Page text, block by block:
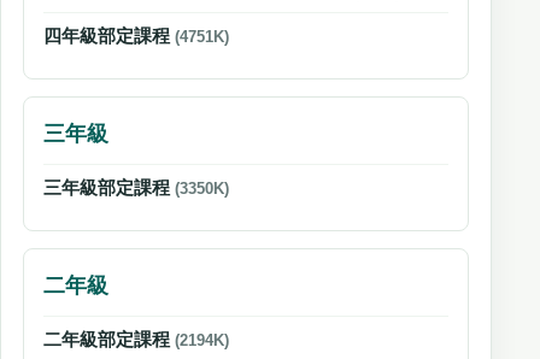
四年級部定課程 (4751K)
三年級
三年級部定課程 (3350K)
二年級
二年級部定課程 (2194K)